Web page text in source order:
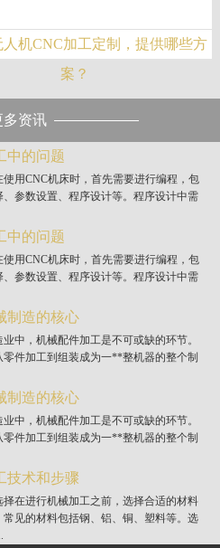
人机CNC加工定制，提供哪些方
案？
多资讯
中的问题
使用CNC机床时，首先需要进行编程，包
、参数设置、程序设计等。程序设计中需
中的问题
使用CNC机床时，首先需要进行编程，包
、参数设置、程序设计等。程序设计中需
制造的核心
中，机械配件加工是不可或缺的环节。
零件加工到组装成为一**整机器的整个制
制造的核心
中，机械配件加工是不可或缺的环节。
零件加工到组装成为一**整机器的整个制
技术和步骤
择在进行机械加工之前，选择合适的材料
常见的材料包括钢、铝、铜、塑料等。选